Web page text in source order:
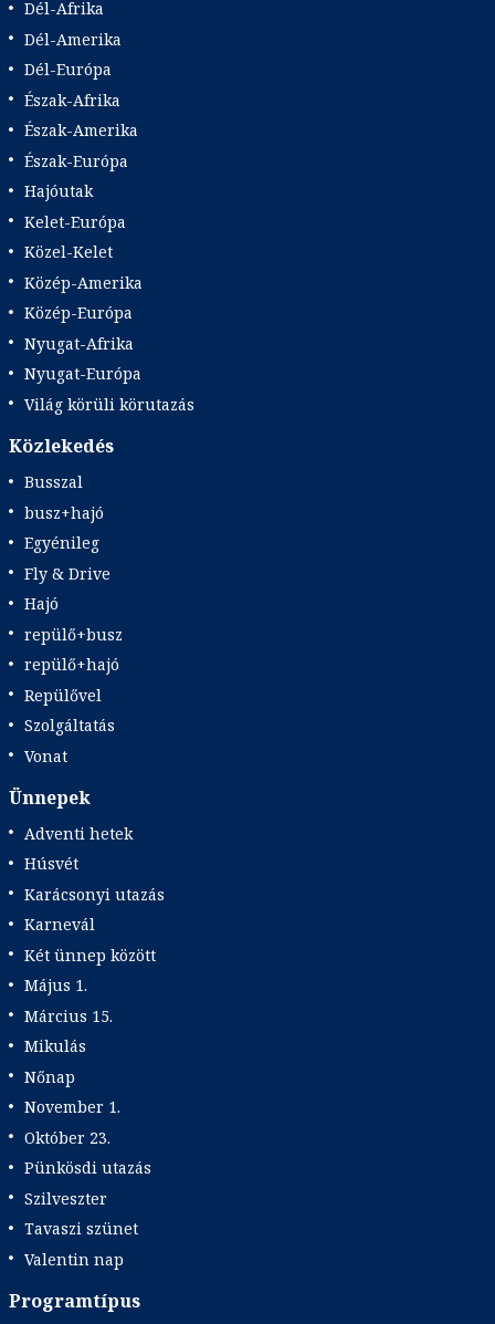
Dél-Afrika
Dél-Amerika
Dél-Európa
Észak-Afrika
Észak-Amerika
Észak-Európa
Hajóutak
Kelet-Európa
Közel-Kelet
Közép-Amerika
Közép-Európa
Nyugat-Afrika
Nyugat-Európa
Világ körüli körutazás
Közlekedés
Busszal
busz+hajó
Egyénileg
Fly & Drive
Hajó
repülő+busz
repülő+hajó
Repülővel
Szolgáltatás
Vonat
Ünnepek
Adventi hetek
Húsvét
Karácsonyi utazás
Karnevál
Két ünnep között
Május 1.
Március 15.
Mikulás
Nőnap
November 1.
Október 23.
Pünkösdi utazás
Szilveszter
Tavaszi szünet
Valentin nap
Programtípus